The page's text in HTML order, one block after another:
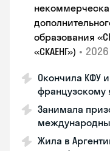
образования
«СКАЕНГ») • 2026
Окончила КФУ
французскому
Занимала
Жила в